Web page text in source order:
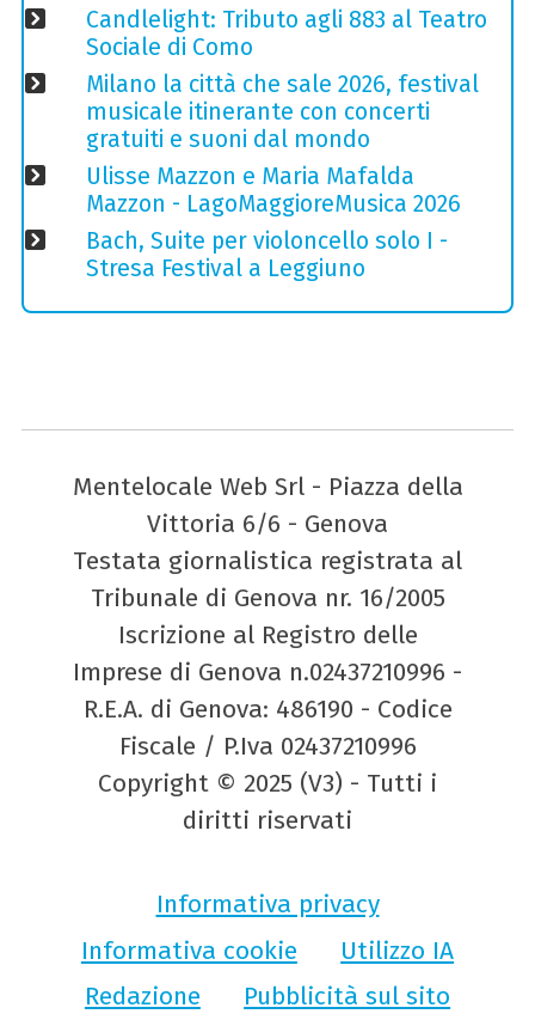
Candlelight: Tributo agli 883 al Teatro
Sociale di Como
Milano la città che sale 2026, festival
musicale itinerante con concerti
gratuiti e suoni dal mondo
Ulisse Mazzon e Maria Mafalda
Mazzon - LagoMaggioreMusica 2026
Bach, Suite per violoncello solo I -
Stresa Festival a Leggiuno
Mentelocale Web Srl - Piazza della
Vittoria 6/6 - Genova
Testata giornalistica registrata al
Tribunale di Genova nr. 16/2005
Iscrizione al Registro delle
Imprese di Genova n.02437210996 -
R.E.A. di Genova: 486190 - Codice
Fiscale / P.Iva 02437210996
Copyright © 2025 (V3) - Tutti i
diritti riservati
Informativa privacy
Informativa cookie
Utilizzo IA
Redazione
Pubblicità sul sito